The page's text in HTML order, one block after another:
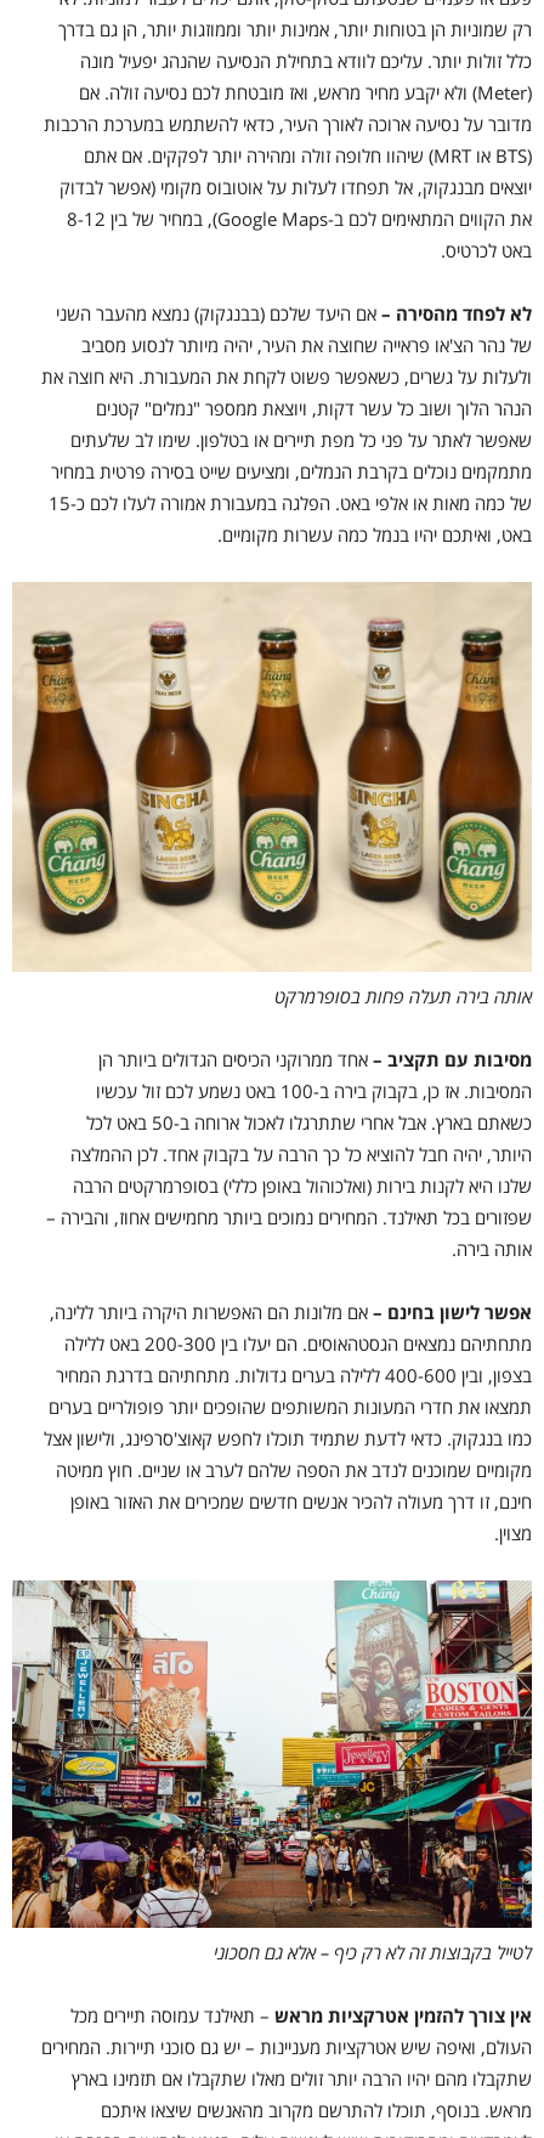
רק שמוניות הן בטוחות יותר, אמינות יותר וממוזגות יותר, הן גם בדרך
כלל זולות יותר. עליכם לוודא בתחילת הנסיעה שהנהג יפעיל מונה
(Meter) ולא יקבע מחיר מראש, ואז מובטחת לכם נסיעה זולה. אם
מדובר על נסיעה ארוכה לאורך העיר, כדאי להשתמש במערכת הרכבות
(BTS או MRT) שיהוו חלופה זולה ומהירה יותר לפקקים. אם אתם
יוצאים מבנגקוק, אל תפחדו לעלות על אוטובוס מקומי (אפשר לבדוק
את הקווים המתאימים לכם ב-Google Maps), במחיר של בין 8-12
באט לכרטיס.
לא לפחד מהסירה – אם היעד שלכם (בבנגקוק) נמצא מהעבר השני
של נהר הצ'או פראייה שחוצה את העיר, יהיה מיותר לנסוע מסביב
ולעלות על גשרים, כשאפשר פשוט לקחת את המעבורת. היא חוצה את
הנהר הלוך ושוב כל עשר דקות, ויוצאת ממספר "נמלים" קטנים
שאפשר לאתר על פני כל מפת תיירים או בטלפון. שימו לב שלעתים
מתמקמים נוכלים בקרבת הנמלים, ומציעים שייט בסירה פרטית במחיר
של כמה מאות או אלפי באט. הפלגה במעבורת אמורה לעלו לכם כ-15
באט, ואיתכם יהיו בנמל כמה עשרות מקומיים.
אותה בירה תעלה פחות בסופרמרקט
מסיבות עם תקציב – אחד ממרוקני הכיסים הגדולים ביותר הן
המסיבות. אז כן, בקבוק בירה ב-100 באט נשמע לכם זול עכשיו
כשאתם בארץ. אבל אחרי שתתרגלו לאכול ארוחה ב-50 באט לכל
היותר, יהיה חבל להוציא כל כך הרבה על בקבוק אחד. לכן ההמלצה
שלנו היא לקנות בירות (ואלכוהול באופן כללי) בסופרמרקטים הרבה
שפזורים בכל תאילנד. המחירים נמוכים ביותר מחמישים אחוז, והבירה –
אותה בירה.
אפשר לישון בחינם – אם מלונות הם האפשרות היקרה ביותר ללינה,
מתחתיהם נמצאים הגסטהאוסים. הם יעלו בין 200-300 באט ללילה
בצפון, ובין 400-600 ללילה בערים גדולות. מתחתיהם בדרגת המחיר
תמצאו את חדרי המעונות המשותפים שהופכים יותר פופולריים בערים
כמו בנגקוק. כדאי לדעת שתמיד תוכלו לחפש קאוצ'סרפינג, ולישון אצל
מקומיים שמוכנים לנדב את הספה שלהם לערב או שניים. חוץ ממיטה
חינם, זו דרך מעולה להכיר אנשים חדשים שמכירים את האזור באופן
מצוין.
לטייל בקבוצות זה לא רק כיף – אלא גם חסכוני
אין צורך להזמין אטרקציות מראש – תאילנד עמוסה תיירים מכל
העולם, ואיפה שיש אטרקציות מעניינות – יש גם סוכני תיירות. המחירים
שתקבלו מהם יהיו הרבה יותר זולים מאלו שתקבלו אם תזמינו בארץ
מראש. בנוסף, תוכלו להתרשם מקרוב מהאנשים שיצאו איתכם